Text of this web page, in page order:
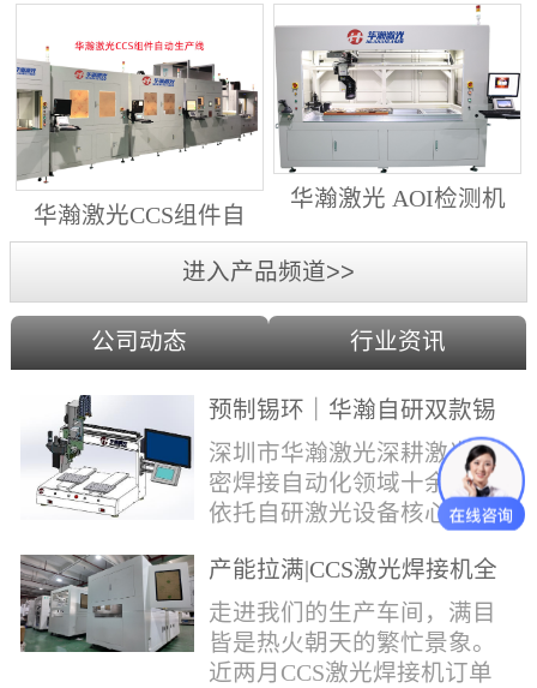
射锡膏）激光焊锡机
华瀚激光CCS组件自
动生产线（横向线）
华瀚激光 AOI检测机
（型号HA18DM6)
进入产品频道>>
公司动态 行业资讯
预制锡环｜华瀚自研双款锡
环机，实现焊点标准化量产
深圳市华瀚激光深耕激光精
密焊接自动化领域十余年，
依托自研激光设备核心技
环挤压成型机、多功能锡环
卷绕成型机，两套专业锡环
制备设备，预制标准化锡环
搭配激光定点熔锡工艺，从
产能拉满|CCS激光焊接机全
力量产冲刺
走进我们的生产车间，满目
皆是热火朝天的繁忙景象。
近两月CCS激光焊接机订单